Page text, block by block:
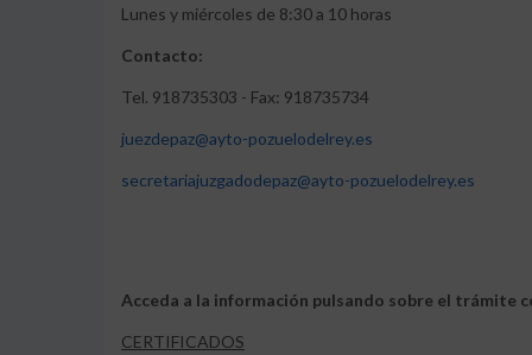
Lunes y miércoles de 8:30 a 10 horas
Contacto:
Tel. 918735303 - Fax: 918735734
juezdepaz@ayto-pozuelodelrey.es
secretariajuzgadodepaz@ayto-pozuelodelrey.es
Acceda a la información pulsando sobre el trámite
CERTIFICADOS